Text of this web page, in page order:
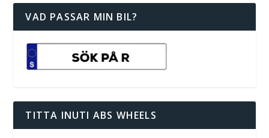
VAD PASSAR MIN BIL?
TITTA INUTI ABS WHEELS